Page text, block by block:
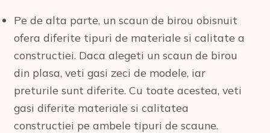
Pe de alta parte, un scaun de birou obisnuit
ofera diferite tipuri de materiale si calitate a
constructiei. Daca alegeti un scaun de birou
din plasa, veti gasi zeci de modele, iar
preturile sunt diferite. Cu toate acestea, veti
gasi diferite materiale si calitatea
constructiei pe ambele tipuri de scaune.